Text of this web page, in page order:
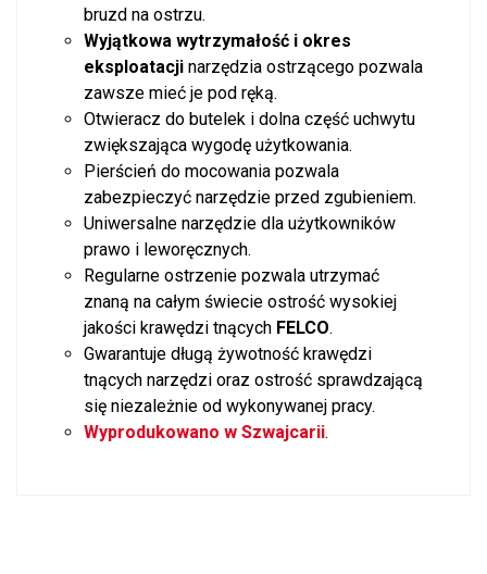
bruzd na ostrzu.
Wyjątkowa wytrzymałość i okres
eksploatacji narzędzia ostrzącego pozwala
zawsze mieć je pod ręką.
Otwieracz do butelek i dolna część uchwytu
zwiększająca wygodę użytkowania.
Pierścień do mocowania pozwala
zabezpieczyć narzędzie przed zgubieniem.
Uniwersalne narzędzie dla użytkowników
prawo i leworęcznych.
Regularne ostrzenie pozwala utrzymać
znaną na całym świecie ostrość wysokiej
jakości krawędzi tnących FELCO.
Gwarantuje długą żywotność krawędzi
tnących narzędzi oraz ostrość sprawdzającą
się niezależnie od wykonywanej pracy.
Wyprodukowano w Szwajcarii.